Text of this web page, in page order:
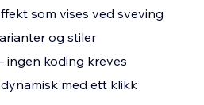
som vises ved sveving
og stiler
ingen koding kreves
med ett klikk